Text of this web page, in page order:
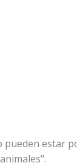
pueden estar